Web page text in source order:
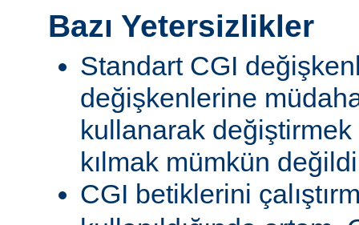
Bazı Yetersizlikler
Standart CGI
değişkenlerine
kullanarak
kılmak mümkün
CGI betiklerini